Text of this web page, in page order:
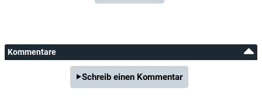
Kommentare
Schreib einen Kommentar